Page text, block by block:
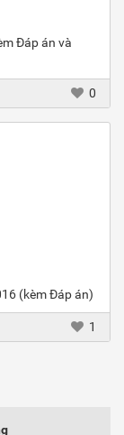
Đáp án và
0
(kèm Đáp án)
1